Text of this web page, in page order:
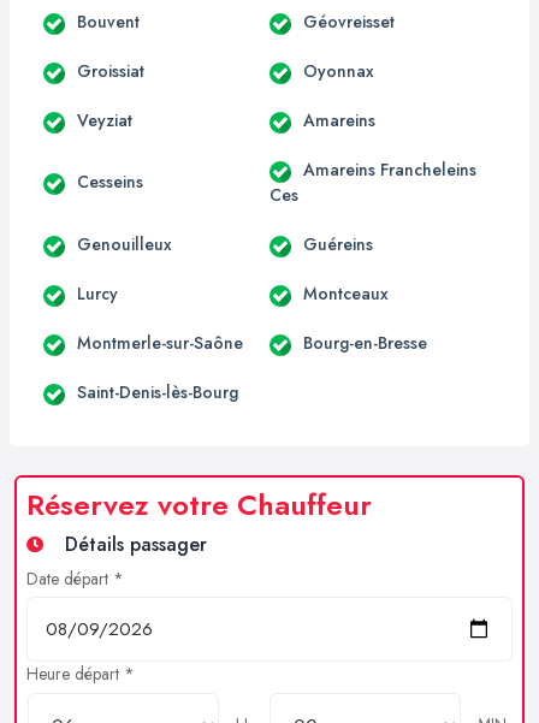
Bouvent Géovreisset
Groissiat Oyonnax
Veyziat Amareins
Cesseins
Amareins Francheleins
Ces
Genouilleux Guéreins
Lurcy Montceaux
Montmerle-sur-Saône Bourg-en-Bresse
Saint-Denis-lès-Bourg
Réservez votre Chauffeur
Détails passager
Date départ *
Heure départ *